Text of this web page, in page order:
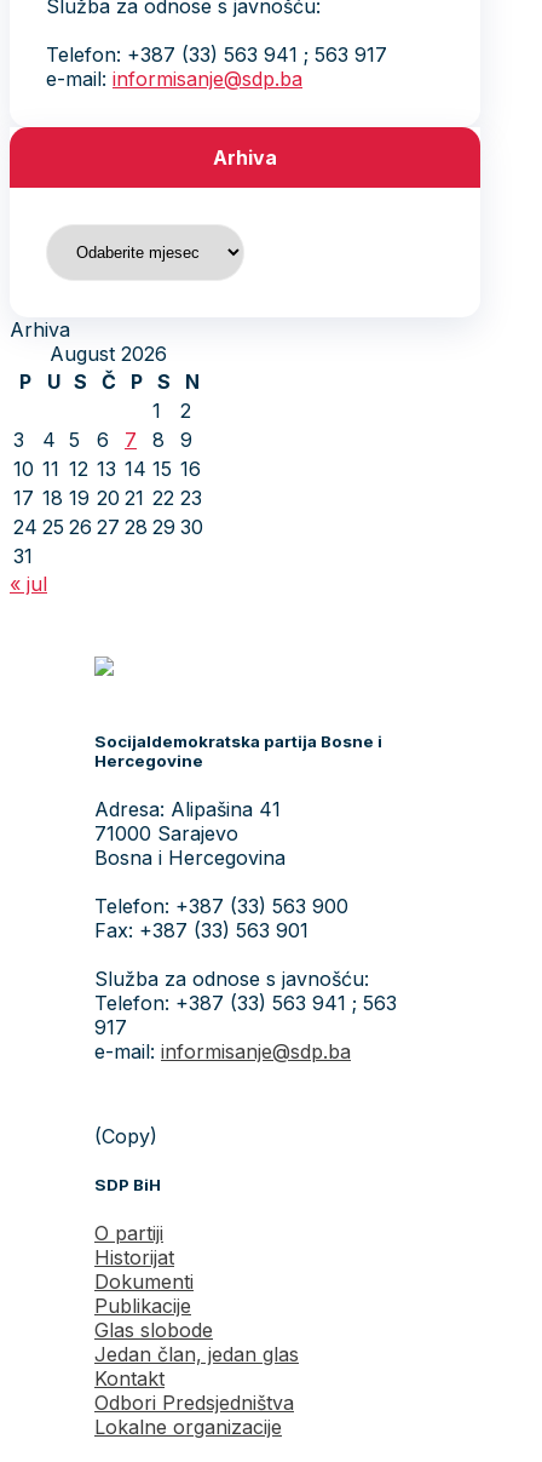
Služba za odnose s javnošću:
Telefon: +387 (33) 563 941 ; 563 917
e-mail: informisanje@sdp.ba
Arhiva
Arhiva
Arhiva
August 2026
P
U S Č P S
N
1
2
3
4 5 6 7 8
9
10 11 12 13 14 15 16
17 18 19 20 21 22 23
24 25 26 27 28 29 30
31
« jul
Socijaldemokratska partija Bosne i
Hercegovine
Adresa: Alipašina 41
71000 Sarajevo
Bosna i Hercegovina
Telefon: +387 (33) 563 900
Fax: +387 (33) 563 901
Služba za odnose s javnošću:
Telefon: +387 (33) 563 941 ; 563
917
e-mail: informisanje@sdp.ba
(Copy)
SDP BiH
O partiji
Historijat
Dokumenti
Publikacije
Glas slobode
Jedan član, jedan glas
Kontakt
Odbori Predsjedništva
Lokalne organizacije